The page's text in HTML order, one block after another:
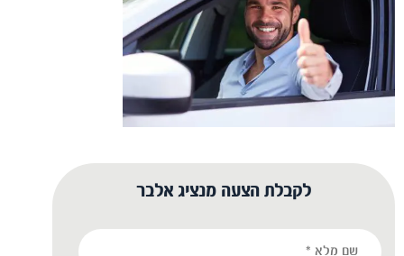
לקבלת הצעה מנציג אלבר